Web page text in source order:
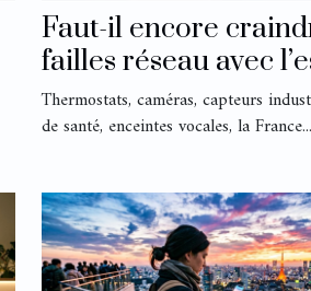
Faut-il encore
failles réseau avec
objets connectés ?
Thermostats, caméras, capteurs
de santé, enceintes vocales, la France...